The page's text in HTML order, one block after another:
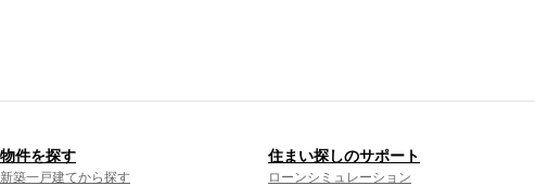
物件を探す
新築一戸建てから探す
住まい探しのサポート
ローンシミュレーション